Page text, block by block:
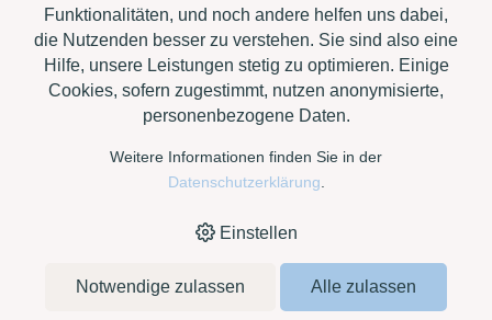
HOME › E-SHOP › WEIN ›
PRODUKTE FÜR DAS
SÄUREMANAGEMENT › NEOANTICID, SACK À 5 KG
Funktionalitäten, und noch andere helfen uns dabei,
die Nutzenden besser zu verstehen. Sie sind also eine
Hilfe, unsere Leistungen stetig zu optimieren. Einige
Cookies, sofern zugestimmt, nutzen anonymisierte,
personenbezogene Daten.
Weitere Informationen finden Sie in der
Datenschutzerklärung
Einstellen
Notwendige zulassen Alle zulassen